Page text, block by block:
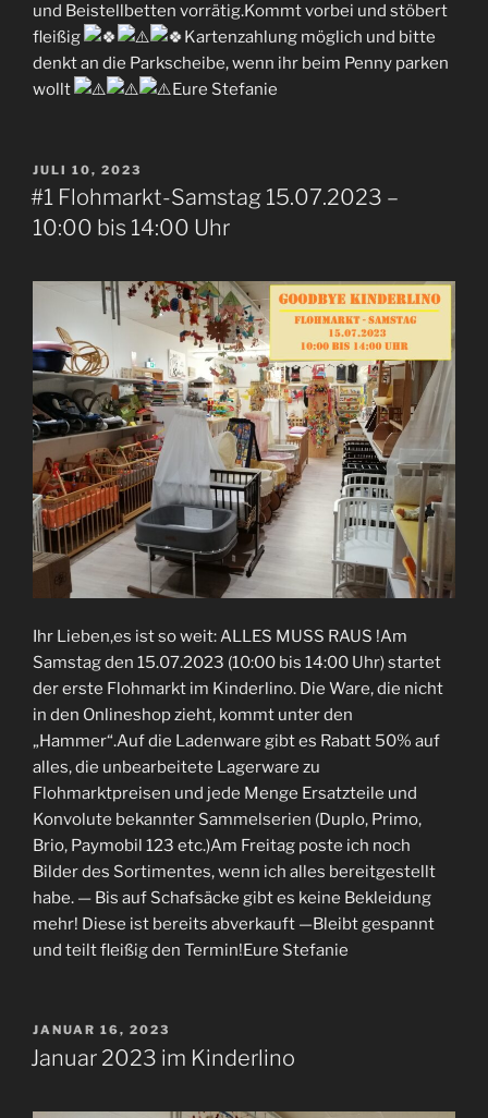
und Beistellbetten vorrätig.Kommt vorbei und stöbert
fleißig
Kartenzahlung möglich und bitte
denkt an die Parkscheibe, wenn ihr beim Penny parken
wollt
Eure Stefanie
VERÖFFENTLICHT
AM
JULI 10, 2023
#1 Flohmarkt-Samstag 15.07.2023 –
10:00 bis 14:00 Uhr
Ihr Lieben,es ist so weit: ALLES MUSS RAUS !Am
Samstag den 15.07.2023 (10:00 bis 14:00 Uhr) startet
der erste Flohmarkt im Kinderlino. Die Ware, die nicht
in den Onlineshop zieht, kommt unter den
„Hammer“.Auf die Ladenware gibt es Rabatt 50% auf
alles, die unbearbeitete Lagerware zu
Flohmarktpreisen und jede Menge Ersatzteile und
Konvolute bekannter Sammelserien (Duplo, Primo,
Brio, Paymobil 123 etc.)Am Freitag poste ich noch
Bilder des Sortimentes, wenn ich alles bereitgestellt
habe. — Bis auf Schafsäcke gibt es keine Bekleidung
mehr! Diese ist bereits abverkauft —Bleibt gespannt
und teilt fleißig den Termin!Eure Stefanie
VERÖFFENTLICHT
AM
JANUAR 16, 2023
Januar 2023 im Kinderlino